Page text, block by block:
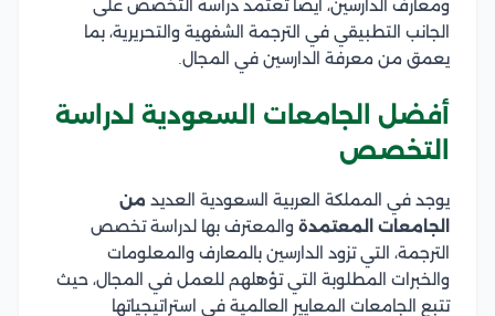
ومعارف الدارسين، أيضًا تعتمد دراسة التخصص على
الجانب التطبيقي في الترجمة الشفهية والتحريرية، بما
يعمق من معرفة الدارسين في المجال.
أفضل الجامعات السعودية لدراسة
التخصص
يوجد في المملكة العربية السعودية العديد من
الجامعات المعتمدة والمعترف بها لدراسة تخصص
الترجمة، التي تزود الدارسين بالمعارف والمعلومات
والخبرات المطلوبة التي تؤهلهم للعمل في المجال، حيث
تتبع الجامعات المعايير العالمية في استراتيجياتها